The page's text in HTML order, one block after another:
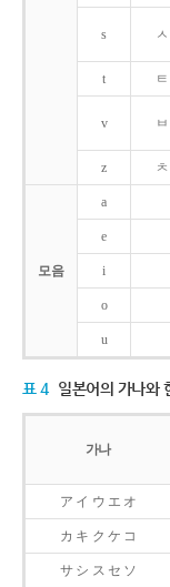
s ㅅ
t ㅌ
v ㅂ
z ㅊ
모음
a
e
i
o
u
표 4 일본어의 가나와
가나
ア イ ウ エ オ
カ キ ク ケ コ
サ シ ス セ ソ